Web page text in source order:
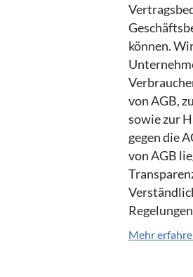
können.
von AGB,
sowie zur
gegen die
von AGB
Mehr